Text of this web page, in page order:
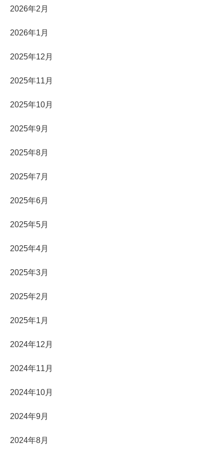
2026年2月
2026年1月
2025年12月
2025年11月
2025年10月
2025年9月
2025年8月
2025年7月
2025年6月
2025年5月
2025年4月
2025年3月
2025年2月
2025年1月
2024年12月
2024年11月
2024年10月
2024年9月
2024年8月